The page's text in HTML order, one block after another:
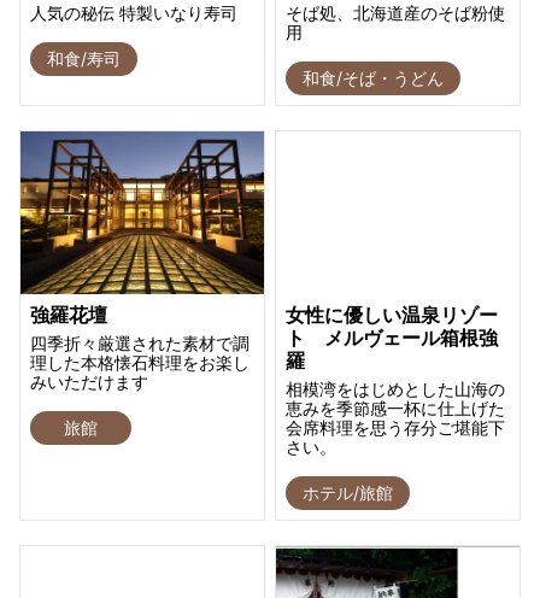
人気の秘伝 特製いなり寿司
和食/寿司
そば処、北海道産のそば粉使
用
和食/そば・うどん
強羅花壇
四季折々厳選された素材で調
理した本格懐石料理をお楽し
みいただけます
旅館
女性に優しい温泉リゾー
ト メルヴェール箱根強
羅
相模湾をはじめとした山海の
恵みを季節感一杯に仕上げた
会席料理を思う存分ご堪能下
さい。
ホテル/旅館